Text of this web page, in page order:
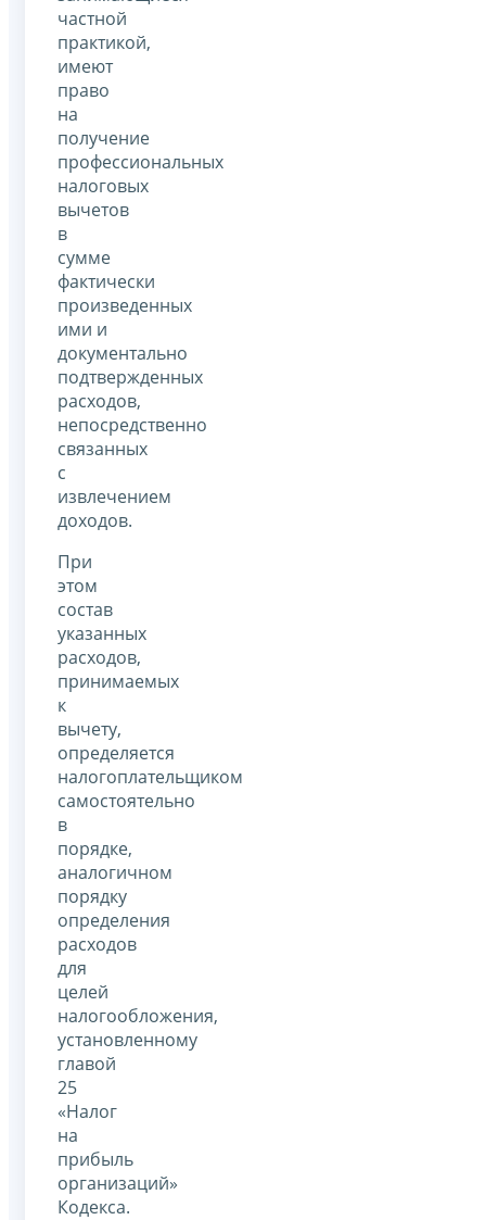
частной
практикой,
имеют
право
на
получение
профессиональных
налоговых
вычетов
в
сумме
фактически
произведенных
ими и
документально
подтвержденных
расходов,
непосредственно
связанных
с
извлечением
доходов.
При
этом
состав
указанных
расходов,
принимаемых
к
вычету,
определяется
налогоплательщиком
самостоятельно
в
порядке,
аналогичном
порядку
определения
расходов
для
целей
налогообложения,
установленному
главой
25
«Налог
на
прибыль
организаций»
Кодекса.